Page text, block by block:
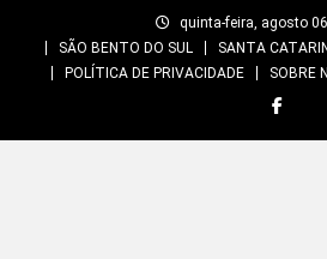
quinta-feira, agosto
SÃO BENTO DO SUL
SANTA
POLÍTICA DE PRIVACIDADE
SOBRE